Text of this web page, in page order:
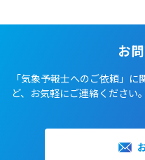
お
「気象予報士へのご依頼」
ど、お気軽にご連絡ください。